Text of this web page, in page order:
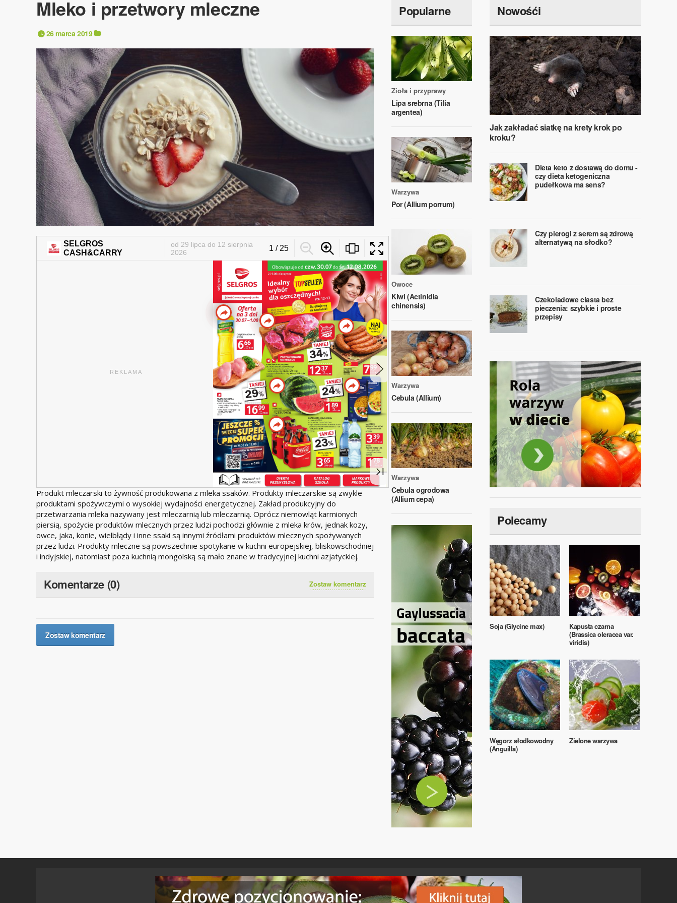
Mleko i przetwory mleczne
26 marca 2019
Produkt mleczarski to żywność produkowana z mleka ssaków. Produkty mleczarskie są zwykle
produktami spożywczymi o wysokiej wydajności energetycznej. Zakład produkcyjny do
przetwarzania mleka nazywany jest mleczarnią lub mleczarnią. Oprócz niemowląt karmionych
piersią, spożycie produktów mlecznych przez ludzi pochodzi głównie z mleka krów, jednak kozy,
owce, jaka, konie, wielbłądy i inne ssaki są innymi źródłami produktów mlecznych spożywanych
przez ludzi. Produkty mleczne są powszechnie spotykane w kuchni europejskiej, bliskowschodniej
i indyjskiej, natomiast poza kuchnią mongolską są mało znane w tradycyjnej kuchni azjatyckiej.
Komentarze (0) Zostaw komentarz
Zostaw komentarz
Popularne
Zioła i przyprawy
Lipa srebrna (Tilia
argentea)
Warzywa
Por (Allium porrum)
Owoce
Kiwi (Actinidia
chinensis)
Warzywa
Cebula (Allium)
Warzywa
Cebula ogrodowa
(Allium cepa)
Nowośći
Jak zakładać siatkę na krety krok po
kroku?
Dieta keto z dostawą do domu -
czy dieta ketogeniczna
pudełkowa ma sens?
Czy pierogi z serem są zdrową
alternatywą na słodko?
Czekoladowe ciasta bez
pieczenia: szybkie i proste
przepisy
Polecamy
Soja (Glycine max)
Kapusta czarna
(Brassica oleracea var.
viridis)
Węgorz słodkowodny
(Anguilla)
Zielone warzywa